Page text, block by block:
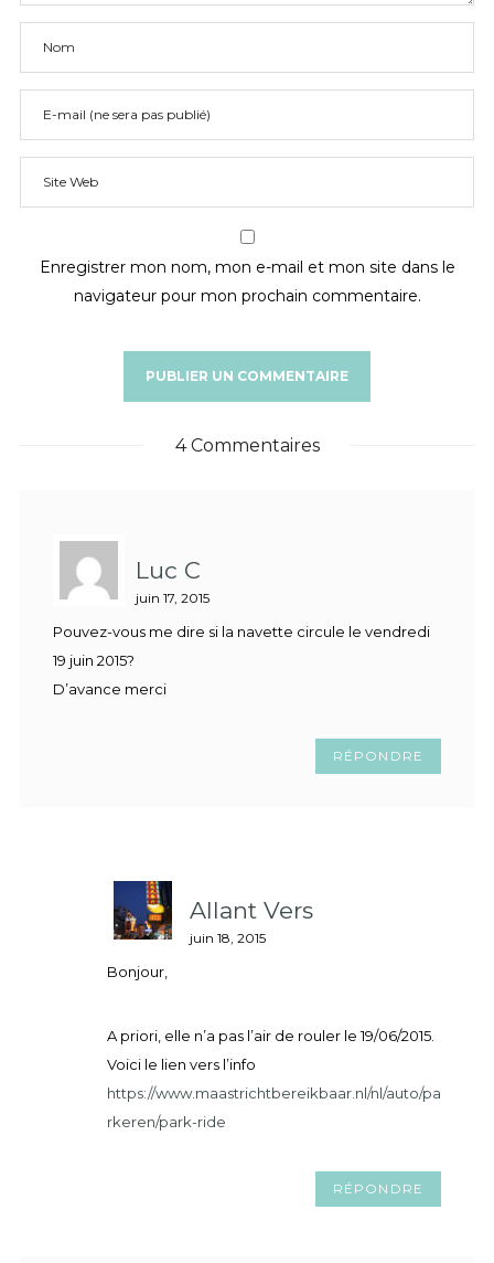
Enregistrer mon nom, mon e-mail et mon site dans le
navigateur pour mon prochain commentaire.
4 Commentaires
Luc C
juin 17, 2015
Pouvez-vous me dire si la navette circule le vendredi
19 juin 2015?
D’avance merci
RÉPONDRE
Allant Vers
juin 18, 2015
Bonjour,
A priori, elle n’a pas l’air de rouler le 19/06/2015.
Voici le lien vers l’info
https://www.maastrichtbereikbaar.nl/nl/auto/pa
rkeren/park-ride
RÉPONDRE